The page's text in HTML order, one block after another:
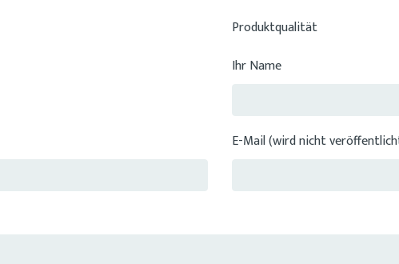
Produktqualität
Ihr Name
E-Mail (wird nicht